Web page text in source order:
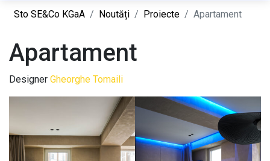
Sto SE&Co KGaA Noutăți Proiecte Apartament
Apartament
Designer Gheorghe Tomaili